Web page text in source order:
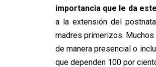
importancia que le da
a la extensión del
madres primerizos.
de manera presencial o
que dependen 100 por